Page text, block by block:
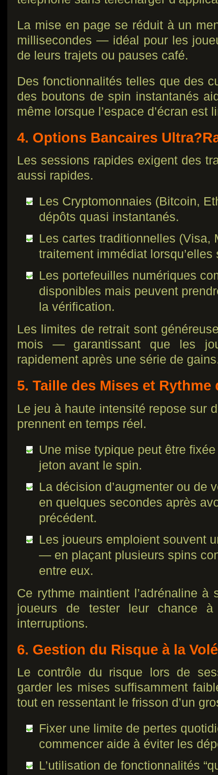
La mise en page se réduit à un
millisecondes — idéal pour les
de leurs trajets ou pauses café.
Des fonctionnalités telles que des
des boutons de spin instantanés
même lorsque l’espace d’écran est
4. Options Bancaires
Les sessions rapides exigent des
aussi rapides.
Les Cryptomonnaies (Bitcoin,
dépôts quasi instantanés.
Les cartes traditionnelles (Visa,
traitement immédiat
Les portefeuilles numériques
disponibles mais peuvent
la vérification.
Les limites de retrait sont
mois — garantissant que les
rapidement après une série de
5. Taille des Mises et Rythme
Le jeu à haute intensité repose sur
prennent en temps réel.
Une mise typique peut être
jeton avant le spin.
La décision d’augmenter ou de
en quelques secondes après
précédent.
Les joueurs emploient souvent
— en plaçant plusieurs spins
entre eux.
Ce rythme maintient l’adrénaline
joueurs de tester leur chance à
interruptions.
6. Gestion du Risque à la
Le contrôle du risque lors de
garder les mises suffisamment
tout en ressentant le frisson d’un
Fixer une limite de pertes
commencer aide à éviter les
L’utilisation de fonctionnalités